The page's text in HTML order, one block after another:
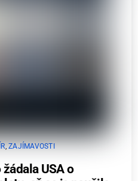
,ZAJÍMAVOSTI
USA o